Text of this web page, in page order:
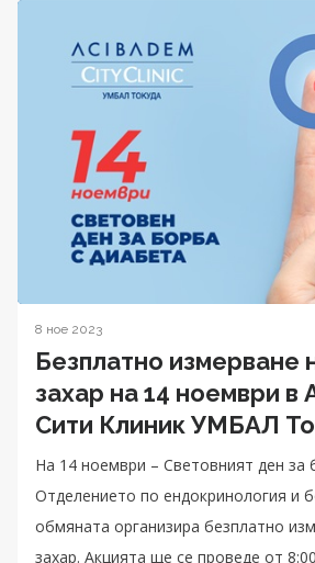
8 ное 2023
Безплатно измерване
захар на 14 ноември
Сити Клиник УМБАЛ
На 14 ноември – Световният ден за
Отделението по ендокринология и
обмяната организира безплатно
захар. Акцията ще се проведе от